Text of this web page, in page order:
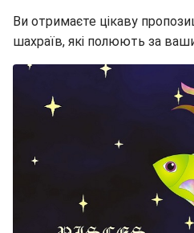
Ви отримаєте цікаву
шахраїв, які полюють за